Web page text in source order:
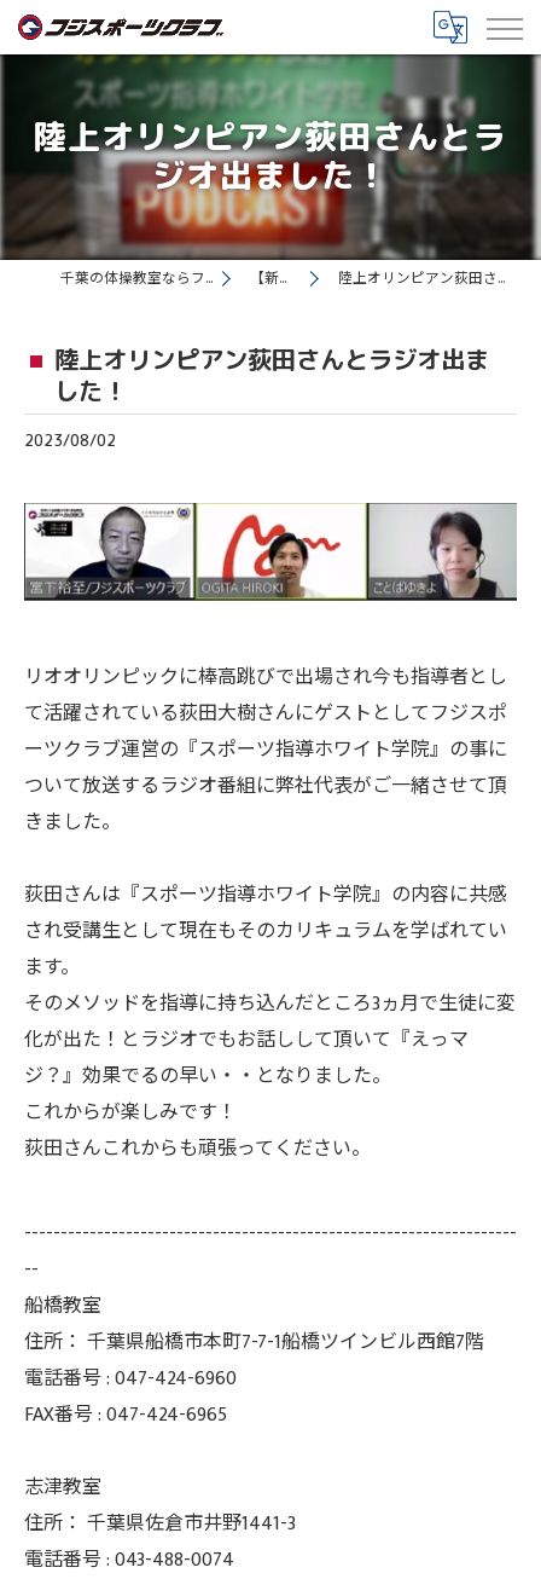
陸上オリンピアン荻田さんとラ
ジオ出ました！
千葉の体操教室ならフジスポーツクラブ 【新着情報】 陸上オリンピアン荻田さんとラジオ出ました！
陸上オリンピアン荻田さんとラジオ出ま
した！
2023/08/02
リオオリンピックに棒高跳びで出場され今も指導者とし
て活躍されている荻田大樹さんにゲストとしてフジスポ
ーツクラブ運営の『スポーツ指導ホワイト学院』の事に
ついて放送するラジオ番組に弊社代表がご一緒させて頂
きました。
荻田さんは『スポーツ指導ホワイト学院』の内容に共感
され受講生として現在もそのカリキュラムを学ばれてい
ます。
そのメソッドを指導に持ち込んだところ3ヵ月で生徒に変
化が出た！とラジオでもお話しして頂いて『えっマ
ジ？』効果でるの早い・・となりました。
これからが楽しみです！
荻田さんこれからも頑張ってください。
--------------------------------------------------------------------
--
船橋教室
住所： 千葉県船橋市本町7-7-1船橋ツインビル西館7階
電話番号 :047-424-6960
FAX番号 :047-424-6965
志津教室
住所： 千葉県佐倉市井野1441-3
電話番号 :043-488-0074